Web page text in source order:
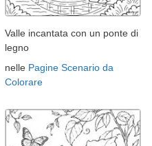
Valle incantata con un ponte di
legno
nelle Pagine Scenario da
Colorare